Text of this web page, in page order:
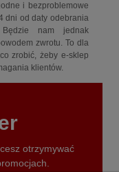
i bezproblemowe
dni od daty odebrania
Będzie nam jednak
zwrotu. To dla
zrobić, żeby e-sklep
klientów.
otrzymywać